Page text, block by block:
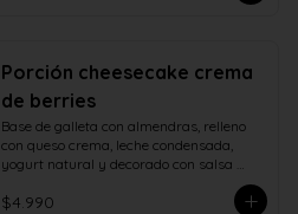
Porción cheesecake crema
de berries
Base de galleta con almendras, relleno
con queso crema, leche condensada,
yogurt natural y decorado con salsa
$4.990